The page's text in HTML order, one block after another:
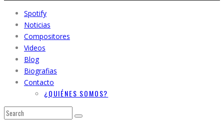
Spotify
Noticias
Compositores
Videos
Blog
Biografias
Contacto
¿QUIÉNES SOMOS?